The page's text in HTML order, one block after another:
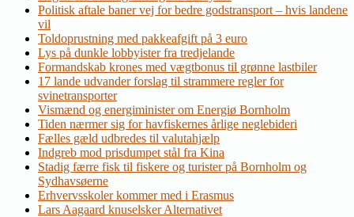
Politisk aftale baner vej for bedre godstransport – hvis landene
vil
Toldoprustning med pakkeafgift på 3 euro
Lys på dunkle lobbyister fra tredjelande
Formandskab krones med vægtbonus til grønne lastbiler
17 lande udvander forslag til strammere regler for
svinetransporter
Vismænd og energiminister om Energiø Bornholm
Tiden nærmer sig for havfiskernes årlige neglebideri
Fælles gæld udbredes til valutahjælp
Indgreb mod prisdumpet stål fra Kina
Stadig færre fisk til fiskere og turister på Bornholm og
Sydhavsøerne
Erhvervsskoler kommer med i Erasmus
Lars Aagaard knuselsker Alternativet